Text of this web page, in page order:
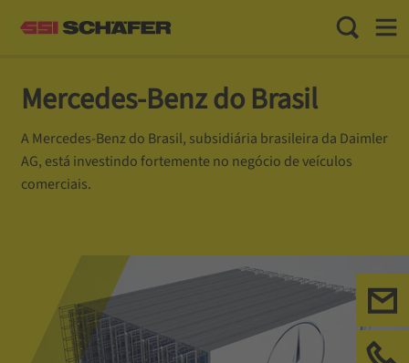
Toggle
Mercedes-Benz do Brasil
A Mercedes-Benz do Brasil, subsidiária brasileira da Daimler
AG, está investindo fortemente no negócio de veículos
comerciais.